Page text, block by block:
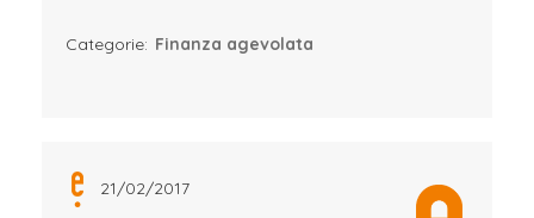
Categorie: Finanza agevolata
21/02/2017